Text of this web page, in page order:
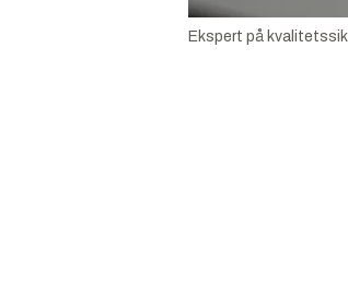
Ekspert på